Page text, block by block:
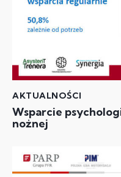
AKTUALNOŚCI
Wsparcie
nożnej